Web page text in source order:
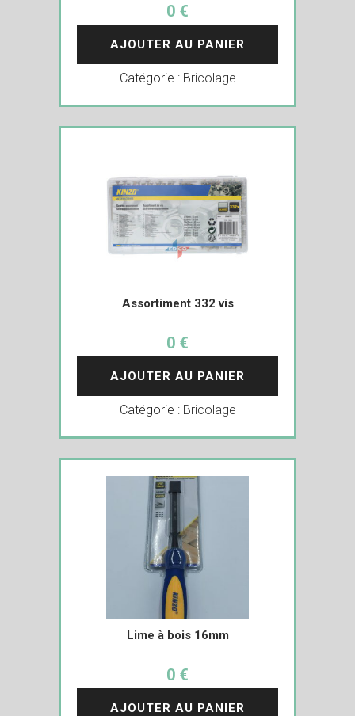
0 €
AJOUTER AU PANIER
Catégorie : Bricolage
Assortiment 332 vis
0 €
AJOUTER AU PANIER
Catégorie : Bricolage
Lime à bois 16mm
0 €
AJOUTER AU PANIER